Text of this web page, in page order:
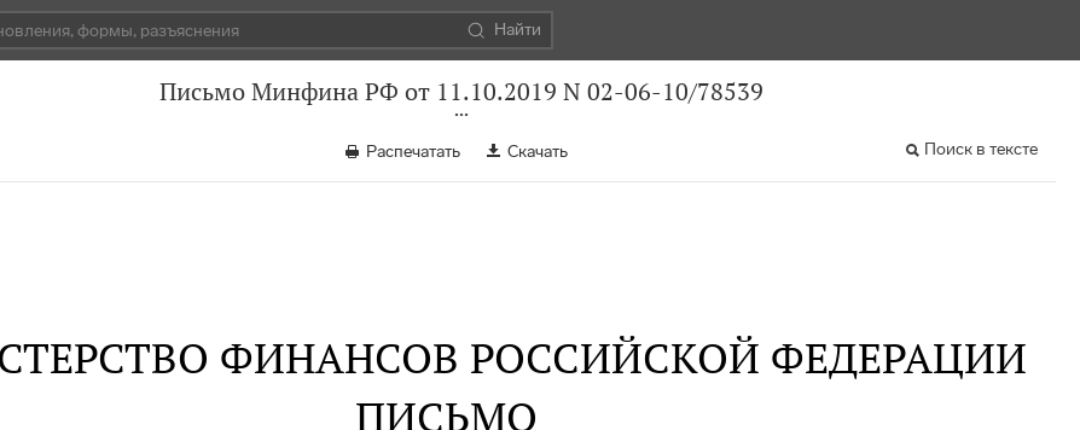
Найти
Письмо Минфина РФ от 11.10.2019 N 02-06-10/78539
Распечатать Скачать Поиск в тексте
ФИНАНСОВ РОССИЙСКОЙ ФЕДЕРАЦИИ
ПИСЬМО